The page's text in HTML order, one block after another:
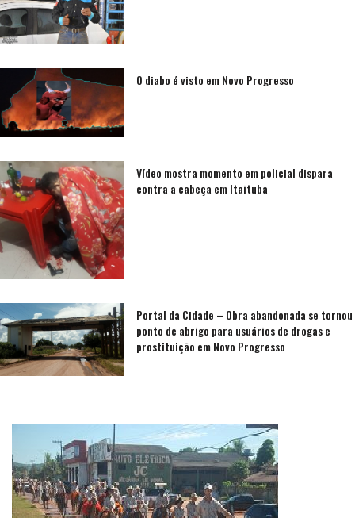
O diabo é visto em Novo Progresso
Vídeo mostra momento em policial dispara
contra a cabeça em Itaituba
Portal da Cidade – Obra abandonada se tornou
ponto de abrigo para usuários de drogas e
prostituição em Novo Progresso